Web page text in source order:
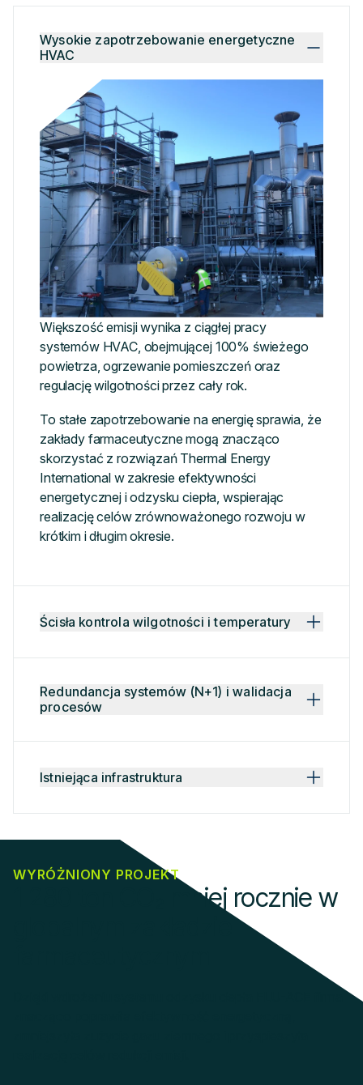
Wysokie zapotrzebowanie energetyczne
HVAC
Większość emisji wynika z ciągłej pracy
systemów HVAC, obejmującej 100% świeżego
powietrza, ogrzewanie pomieszczeń oraz
regulację wilgotności przez cały rok.
To stałe zapotrzebowanie na energię sprawia, że
zakłady farmaceutyczne mogą znacząco
skorzystać z rozwiązań Thermal Energy
International w zakresie efektywności
energetycznej i odzysku ciepła, wspierając
realizację celów zrównoważonego rozwoju w
krótkim i długim okresie.
Ścisła kontrola wilgotności i temperatury
Redundancja systemów (N+1) i walidacja
procesów
Istniejąca infrastruktura
WYRÓŻNIONY PROJEKT
1 280 ton CO₂ mniej rocznie w